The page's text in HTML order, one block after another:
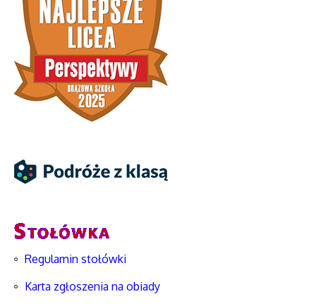
Regulamin stołówki
Karta zgłoszenia na obiady